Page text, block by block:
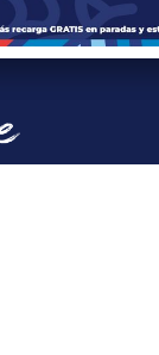
1800 510 510